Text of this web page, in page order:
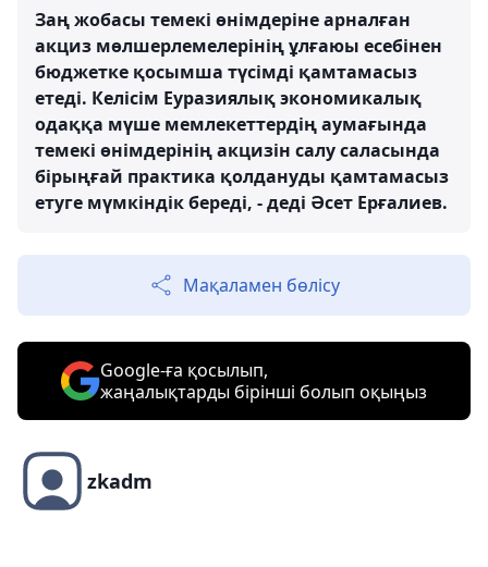
Заң жобасы темекі өнімдеріне арналған
акциз мөлшерлемелерінің ұлғаюы есебінен
бюджетке қосымша түсімді қамтамасыз
етеді. Келісім Еуразиялық экономикалық
одаққа мүше мемлекеттердің аумағында
темекі өнімдерінің акцизін салу саласында
бірыңғай практика қолдануды қамтамасыз
етуге мүмкіндік береді, - деді Әсет Ерғалиев.
Мақаламен бөлісу
Google-ға қосылып,
жаңалықтарды бірінші болып оқыңыз
zkadm